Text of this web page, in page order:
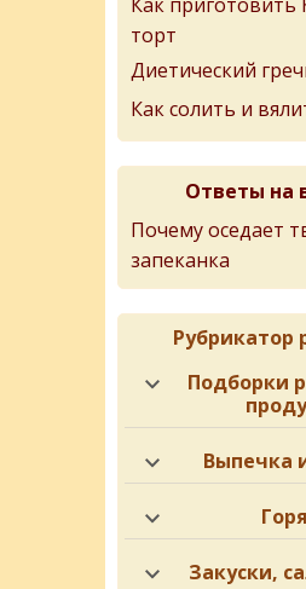
торт
Диетический
Как солить и
Ответы на
Почему оседает
запеканка
Рубрикатор
Подборки
Выпечка
Закуски,